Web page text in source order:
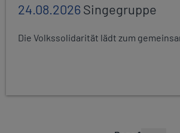
24.08.2026Singegruppe
Die Volkssolidarität lädt zum